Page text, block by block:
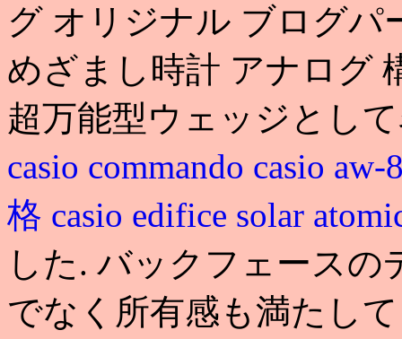
グ オリジナル ブログパ
めざまし時計 アナログ
超万能型ウェッジとし
casio commando casio aw-
格 casio edifice solar
した. バックフェース
でなく所有感も満たし